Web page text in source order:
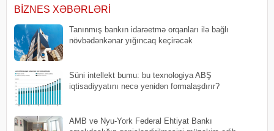
beynəlxalq reytinq agentliyi
Azərbaycanı
BIZNES XƏBƏRLƏRI
Tanınmış bankın idarəetmə orqanları ilə bağlı
növbədənkənar yığıncaq keçirəcək
Süni intellekt bumu: bu texnologiya ABŞ
iqtisadiyyatını necə yenidən formalaşdırır?
AMB və Nyu-York Federal Ehtiyat Bankı